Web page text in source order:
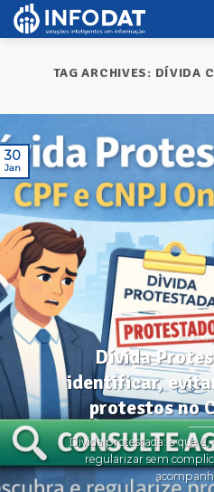
Skip
TAG ARCHIVES: DÍVIDA
DICAS
Dívida
identificar,
protestos no
Dívida protestada: o que
regularizar sem
30
Jan